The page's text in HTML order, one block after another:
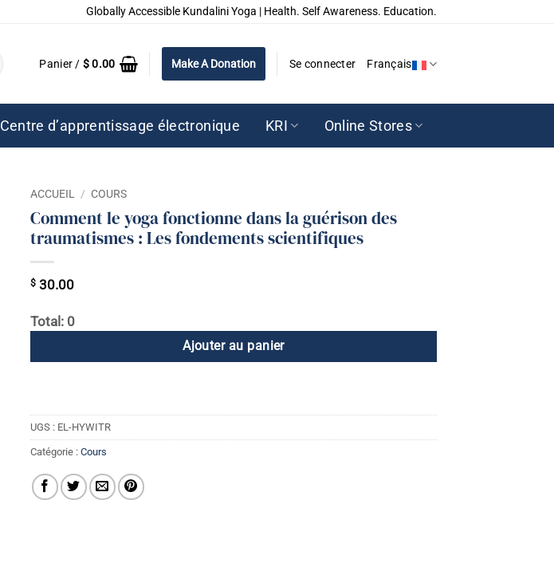
Globally Accessible Kundalini Yoga | Health. Self Awareness. Education.
Panier / $0.00 Make A Donation Se connecter Français
Centre d’apprentissage électronique KRI Online Stores
ACCUEIL / COURS
Comment le yoga fonctionne dans la guérison des
traumatismes : Les fondements scientifiques
$ 30.00
Total: 0
Ajouter au panier
UGS : EL-HYWITR
Catégorie : Cours